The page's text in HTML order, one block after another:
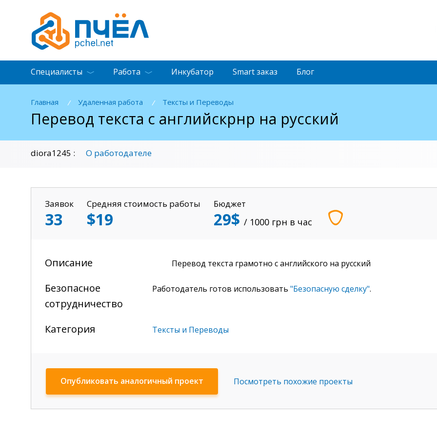
Главная / Удаленная работа / Тексты и Переводы
Перевод текста с английскрнр на русский
diora1245 : О работодателе
Заявок
33
Средняя стоимость работы
$19
Бюджет
29$ / 1000 грн в час
Описание Перевод текста грамотно с английского на русский
Безопасное
сотрудничество
Работодатель готов использовать "Безопасную сделку".
Категория Тексты и Переводы
Опубликовать аналогичный проект Посмотреть похожие проекты
Специалисты Работа Инкубатор Smartзаказ Блог